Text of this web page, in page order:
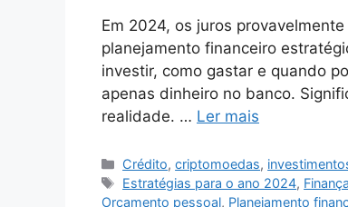
Em 2024, os juros
planejamento financeiro
investir, como gastar e quando
apenas dinheiro no banco.
realidade. … Ler mais
Categorias
Crédito,criptomoedas,
Tags
Estratégias para o ano 2024,
Orçamento pessoal, Planejamento